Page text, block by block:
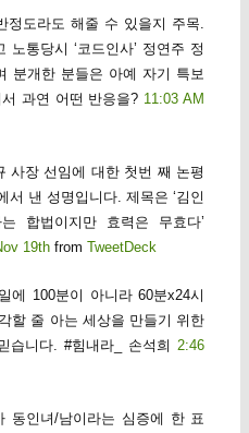
정도라도 해줄 수 있을지 주목.
노통당시 ‘코드인사’ 정연주 정
분개한 분들은 아예 자기 특보
과연 어떤 반응을? 11:03 AM
사장 선임에 대한 첫번 째 논평
서 낸 성명입니다. 제목은 ‘김인
합법이지만 효력은 무효다’
19th fromTweetDeck
에 100분이 아니라 60분x24시
할 줄 아는 세상을 만들기 위한
습니다. #힘내라_ 손석희 2:46
동인녀/남이라는 심증에 한 표